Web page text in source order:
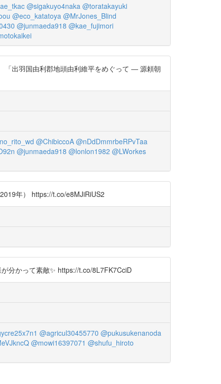
@sigakuyo4naka @toratakayuki
@eco_katatoya @MrJones_Blind
@junmaeda918 @kae_fujimori
「出羽国由利郡地頭由利維平をめぐって ― 源頼朝
@ChibiccoA @nDdDmmrbeRPvTaa
@junmaeda918 @lonlon1982 @LWorkes
年） https://t.co/e8MJiRiUS2
分かって素敵✨ https://t.co/8L7FK7CciD
@agricul30455770 @pukusukenanoda
@mowi16397071 @shufu_hiroto